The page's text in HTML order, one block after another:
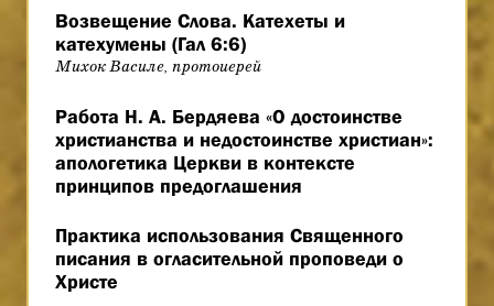
Возвещение Слова. Катехеты и
катехумены (Гал 6:6)
Михок Василе, протоиерей
Работа Н. А. Бердяева «О достоинстве
христианства и недостоинстве христиан»:
апологетика Церкви в контексте
принципов предоглашения
Практика использования Священного
писания в огласительной проповеди о
Христе